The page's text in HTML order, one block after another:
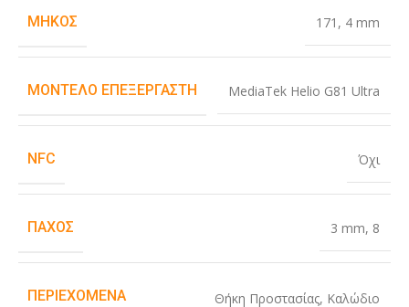
ΜΉΚΟΣ 171 , 4 mm
ΜΟΝΤΈΛΟ ΕΠΕΞΕΡΓΑΣΤΉ MediaTek Helio G81 Ultra
NFC Όχι
ΠΆΧΟΣ 3 mm, 8
ΠΕΡΙΕΧΌΜΕΝΑ
Θήκη Προστασίας, Καλώδιο